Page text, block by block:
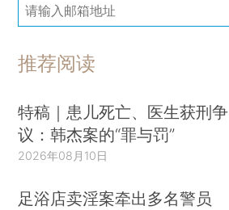
推荐阅读
特稿｜患儿死亡、医生获刑争
议：韩杰案的“罪与罚”
2026年08月10日
足浴店卖淫案牵出多名警员